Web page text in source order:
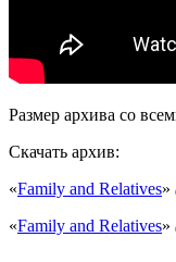
Размер архива со
Скачать архив:
«Family and Relatives»
«Family and Relatives»